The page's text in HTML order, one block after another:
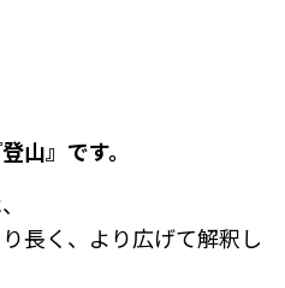
山』です。
長く、より広げて解釈し